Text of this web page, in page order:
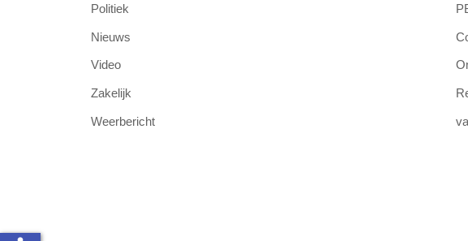
Politiek
Nieuws
Video
Zakelijk
Weerbericht